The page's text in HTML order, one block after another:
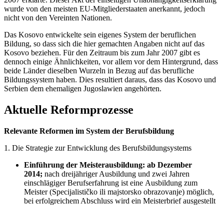
wurde von den meisten EU-Mitgliederstaaten anerkannt, jedoch
nicht von den Vereinten Nationen.
Das Kosovo entwickelte sein eigenes System der beruflichen
Bildung, so dass sich die hier gemachten Angaben nicht auf das
Kosovo beziehen. Für den Zeitraum bis zum Jahr 2007 gibt es
dennoch einige Ähnlichkeiten, vor allem vor dem Hintergrund, dass
beide Länder dieselben Wurzeln in Bezug auf das berufliche
Bildungssystem haben. Dies resultiert daraus, dass das Kosovo und
Serbien dem ehemaligen Jugoslawien angehörten.
Aktuelle Reformprozesse
Relevante Reformen im System der Berufsbildung
1. Die Strategie zur Entwicklung des Berufsbildungsystems
Einführung der Meisterausbildung: ab Dezember
2014; nach dreijähriger Ausbildung und zwei Jahren
einschlägiger Berufserfahrung ist eine Ausbildung zum
Meister (Specijalističko ili majstorsko obrazovanje) möglich,
bei erfolgreichem Abschluss wird ein Meisterbrief ausgestellt